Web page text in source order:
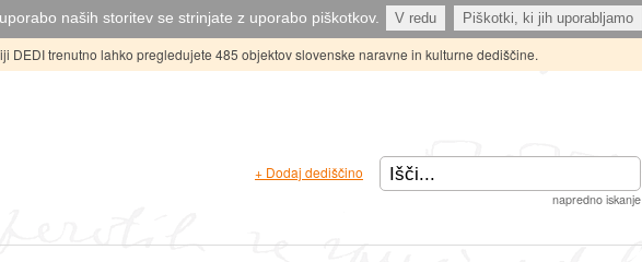
naših storitev se strinjate z uporabo piškotkov. V redu Piškotki, ki jih uporabljamo
DEDI trenutno lahko pregledujete 485 objektov slovenske naravne in kulturne dediščine.
+ Dodaj dediščino
napredno iskanje